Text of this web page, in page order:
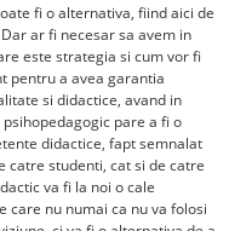
fi o alternativa, fiind aici de
ar fi necesar sa avem in
este strategia si cum vor fi
pentru a avea garantia
si didactice, avand in
pare a fi o
didactice, fapt semnalat
catre studenti, cat si de catre
va fi la noi o cale
care nu numai ca nu va folosi